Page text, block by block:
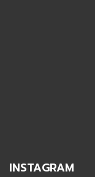
INSTAGRAM